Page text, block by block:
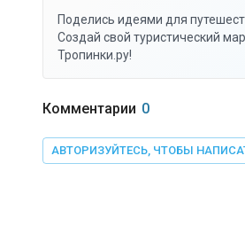
Поделись идеями для
Создай свой туристический
Тропинки.ру!
Комментарии 0
АВТОРИЗУЙТЕСЬ, ЧТОБЫ